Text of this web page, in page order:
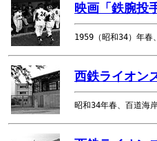
映画「鉄腕投
1959（昭和34）年春
西鉄ライオン
昭和34年春、百道海